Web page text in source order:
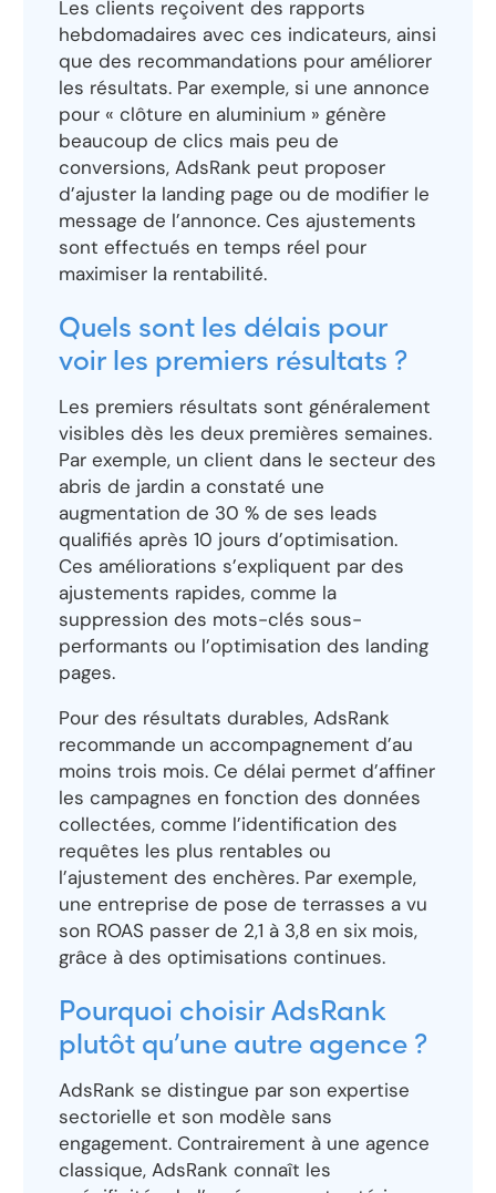
Les clients reçoivent des rapports
hebdomadaires avec ces indicateurs, ainsi
que des recommandations pour améliorer
les résultats. Par exemple, si une annonce
pour « clôture en aluminium » génère
beaucoup de clics mais peu de
conversions, AdsRank peut proposer
d’ajuster la landing page ou de modifier le
message de l’annonce. Ces ajustements
sont effectués en temps réel pour
maximiser la rentabilité.
Quels sont les délais pour
voir les premiers résultats ?
Les premiers résultats sont généralement
visibles dès les deux premières semaines.
Par exemple, un client dans le secteur des
abris de jardin a constaté une
augmentation de 30 % de ses leads
qualifiés après 10 jours d’optimisation.
Ces améliorations s’expliquent par des
ajustements rapides, comme la
suppression des mots-clés sous-
performants ou l’optimisation des landing
pages.
Pour des résultats durables, AdsRank
recommande un accompagnement d’au
moins trois mois. Ce délai permet d’affiner
les campagnes en fonction des données
collectées, comme l’identification des
requêtes les plus rentables ou
l’ajustement des enchères. Par exemple,
une entreprise de pose de terrasses a vu
son ROAS passer de 2,1 à 3,8 en six mois,
grâce à des optimisations continues.
Pourquoi choisir AdsRank
plutôt qu’une autre agence ?
AdsRank se distingue par son expertise
sectorielle et son modèle sans
engagement. Contrairement à une agence
classique, AdsRank connaît les